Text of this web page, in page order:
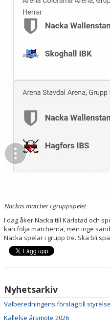
DOMARE & MATCHLEDARE
Nackas matcher i gruppspelet
I dag åker Nacka till Karlstad och
kan följa matcherna, men inge
Nacka spelar i grupp tre. Ska bli
Nyhetsarkiv
Valberedningens förslag till
Kallelse årsmöte 2026